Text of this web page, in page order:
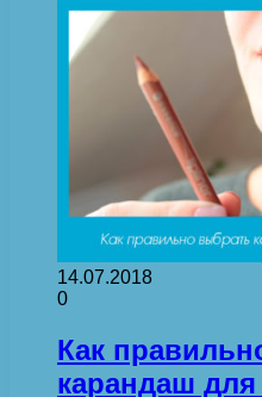
14.07.2018
0
Как
карандаш для